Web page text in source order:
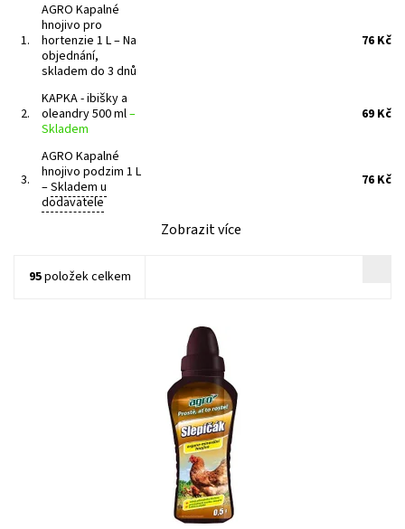
1.
AGRO Kapalné
hnojivo pro
hortenzie 1 L–Na
objednání,
skladem do 3 dnů
76 Kč
2.
KAPKA - ibišky a
oleandry 500 ml–
Skladem
69 Kč
3.
AGRO Kapalné
hnojivo podzim 1 L
–Skladem u
dodavatele
76 Kč
Zobrazit více
95položek celkem
unikátní organo-minerální hnojivo pro všechny rostliny pěstované
na zahradě ve volné půdě i v pěstebních nádobách. Je zdrojem
Skladem 14 ks